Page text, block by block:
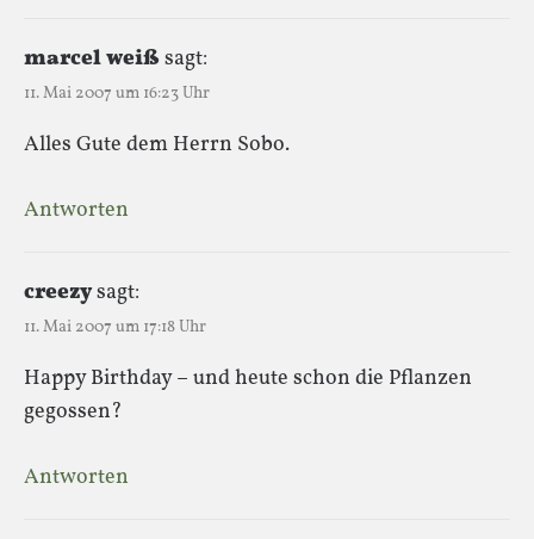
marcel weißsagt:
11. Mai 2007 um 16:23 Uhr
Alles Gute dem Herrn Sobo.
Antworten
creezysagt:
11. Mai 2007 um 17:18 Uhr
Happy Birthday – und heute schon die Pflanzen
gegossen?
Antworten